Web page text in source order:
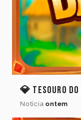
do jogo
Idioma
💎 Tesouro
Notícia ontem